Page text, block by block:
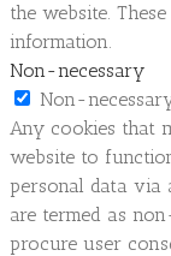
the website.
information.
Non-necessary
Non-
Any cookies that
website to
personal data via
are termed as
procure user